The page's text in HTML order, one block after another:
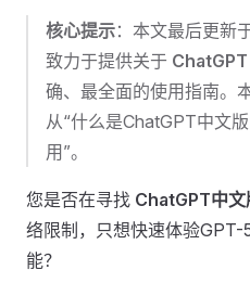
核心提示：本文最后更新
致力于提供关于 ChatGPT
确、最全面的使用指南。
从“什么是ChatGPT中文
用”。
您是否在寻找 ChatGPT中文
络限制，只想快速体验
能？